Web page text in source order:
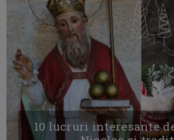
10 lucruri interesante